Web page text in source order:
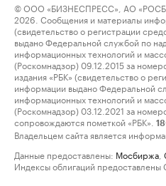
© ООО «БИЗНЕСПРЕСС», АО
2026. Сообщения и материалы
(свидетельство о регистрации
выдано Федеральной службой по
информационных технологий и
(Роскомнадзор) 09.12.2015 за
издания «РБК» (свидетельство о
информации выдано Федеральной
информационных технологий и
(Роскомнадзор) 03.12.2021 за
сопровождаются пометкой «РБК».
Владельцем сайта является
Данные предоставлены: Мосбиржа
Индексы облигаций предоставлены